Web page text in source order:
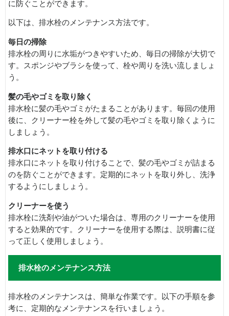
に防ぐことができます。
以下は、排水栓のメンテナンス方法です。
毎日の掃除
排水栓の周りに水垢がつきやすいため、毎日の掃除が大切で
す。スポンジやブラシを使って、栓や周りを洗い流しましょ
う。
髪の毛やゴミを取り除く
排水栓に髪の毛やゴミがたまることがあります。毎回の使用
後に、クリーナー栓を外して髪の毛やゴミを取り除くように
しましょう。
排水口にネットを取り付ける
排水口にネットを取り付けることで、髪の毛やゴミが詰まる
のを防ぐことができます。定期的にネットを取り外し、洗浄
するようにしましょう。
クリーナーを使う
排水栓に洗剤や油がついた場合は、専用のクリーナーを使用
すると効果的です。クリーナーを使用する際は、説明書に従
って正しく使用しましょう。
排水栓のメンテナンス方法
排水栓のメンテナンスは、簡単な作業です。以下の手順を参
考に、定期的なメンテナンスを行いましょう。